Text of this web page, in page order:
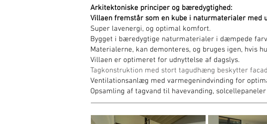
Arkitektoniske principer og bæredygtighed:
Villaen fremstår som en kube i naturmaterialer
Super lavenergi, og optimal komfort.
Bygget i bæredygtige naturmaterialer i dæmpede
Materialerne, kan demonteres, og bruges igen, hvis
Villaen er optimeret for udnyttelse af dagslys.
Tagkonstruktion med stort tagudhæng beskytter
Ventilationsanlæg med varmegenindvinding for
Opsamling af tagvand til havevanding, solcellepaneler